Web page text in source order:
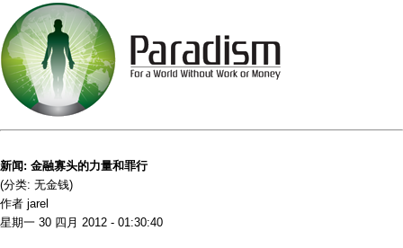
新闻: 金融寡头的力量和罪行
(分类: 无金钱)
作者 jarel
星期一 30 四月 2012 - 01:30:40